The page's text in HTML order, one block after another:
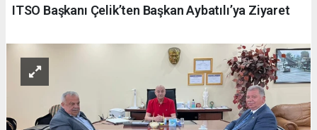
ITSO Başkanı Çelik’ten Başkan Aybatılı’ya Ziyaret